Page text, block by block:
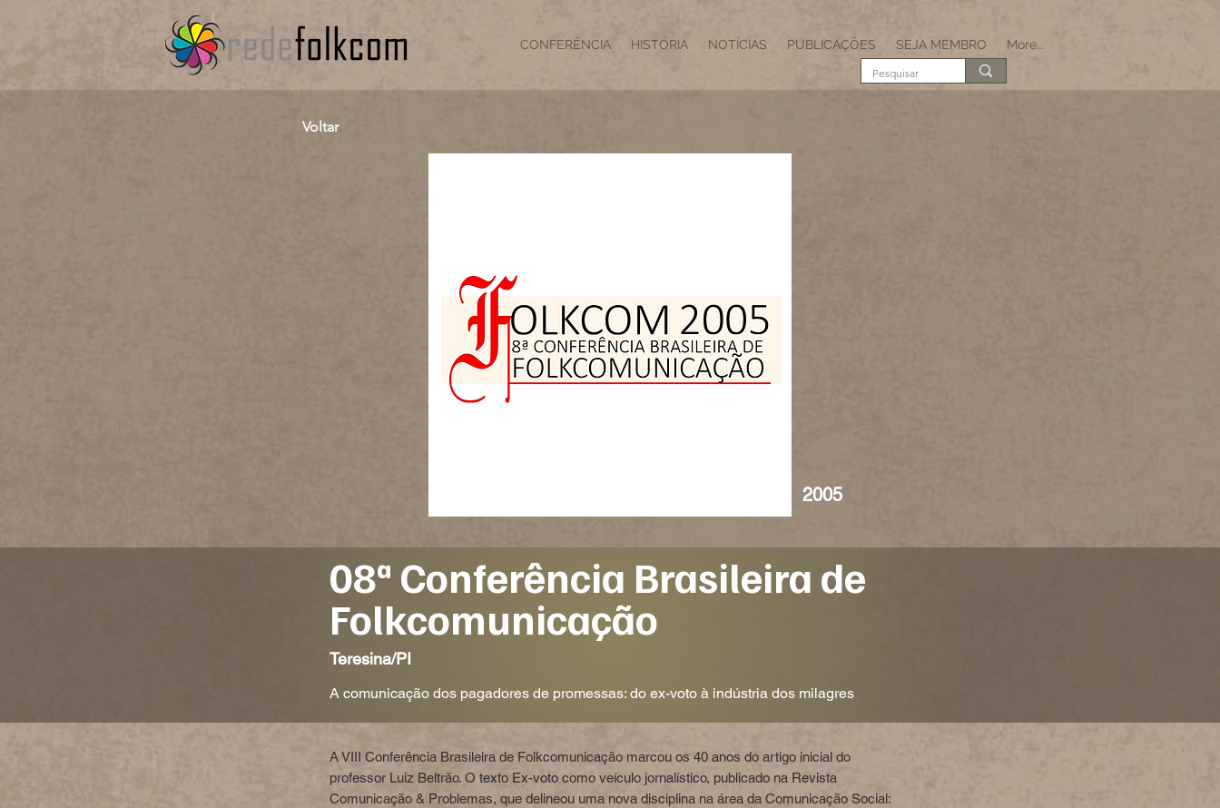
CONFERÊNCIA HISTÓRIA NOTÍCIAS PUBLICAÇÕES SEJA MEMBRO More...
Voltar
2005
08ª Conferência Brasileira de
Folkcomunicação
Teresina/PI
A comunicação dos pagadores de promessas: do ex-voto à indústria dos milagres
A VIII Conferência Brasileira de Folkcomunicação marcou os 40 anos do artigo inicial do
professor Luiz Beltrão. O texto Ex-voto como veículo jornalístico, publicado na Revista
Comunicação & Problemas, que delineou uma nova disciplina na área da Comunicação Social: